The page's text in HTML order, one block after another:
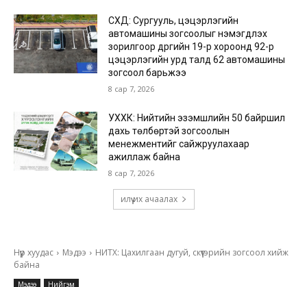
СХД: Сургууль, цэцэрлэгийн
автомашины зогсоолыг нэмэгдүүлэх
зорилгоор дүүргийн 19-р хороонд 92-р
цэцэрлэгийн урд талд 62 автомашины
зогсоол барьжээ
8 сар 7, 2026
УХХК: Нийтийн эзэмшлийн 50 байршил
дахь төлбөртэй зогсоолын
менежментийг сайжруулахаар
ажиллаж байна
8 сар 7, 2026
илүү их ачаалах